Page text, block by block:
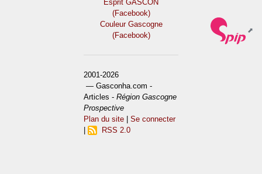
Esprit GASCON
(Facebook)
Couleur Gascogne
(Facebook)
2001-2026
— Gasconha.com -
Articles -Région Gascogne
Prospective
Plan du site |Se connecter
RSS 2.0